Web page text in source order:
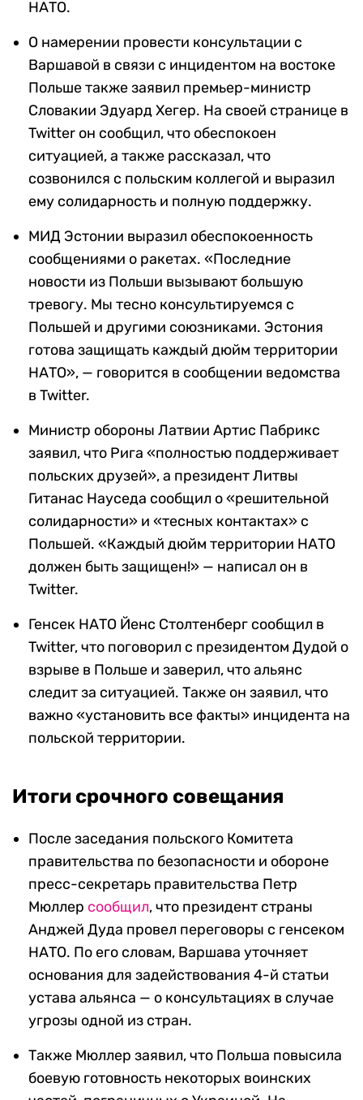
НАТО.
О намерении провести консультации с
Варшавой в связи с инцидентом на востоке
Польше также заявил премьер-министр
Словакии Эдуард Хегер. На своей странице в
Twitter он сообщил, что обеспокоен
ситуацией, а также рассказал, что
созвонился с польским коллегой и выразил
ему солидарность и полную поддержку.
МИД Эстонии выразил обеспокоенность
сообщениями о ракетах. «Последние
новости из Польши вызывают большую
тревогу. Мы тесно консультируемся с
Польшей и другими союзниками. Эстония
готова защищать каждый дюйм территории
НАТО», — говорится в сообщении ведомства
в Twitter.
Министр обороны Латвии Артис Пабрикс
заявил, что Рига «полностью поддерживает
польских друзей», а президент Литвы
Гитанас Науседа сообщил о «решительной
солидарности» и «тесных контактах» с
Польшей. «Каждый дюйм территории НАТО
должен быть защищен!» — написал он в
Twitter.
Генсек НАТО Йенс Столтенберг сообщил в
Twitter, что поговорил с президентом Дудой о
взрыве в Польше и заверил, что альянс
следит за ситуацией. Также он заявил, что
важно «установить все факты» инцидента на
польской территории.
Итоги срочного совещания
После заседания польского Комитета
правительства по безопасности и обороне
пресс-секретарь правительства Петр
Мюллер сообщил, что президент страны
Анджей Дуда провел переговоры с генсеком
НАТО. По его словам, Варшава уточняет
основания для задействования 4-й статьи
устава альянса — о консультациях в случае
угрозы одной из стран.
Также Мюллер заявил, что Польша повысила
боевую готовность некоторых воинских